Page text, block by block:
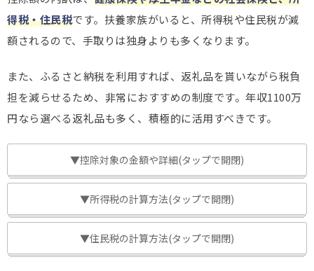
得税・住民税です。扶養家族がいると、所得税や住民税が減
額されるので、手取りは独身よりも多くなります。
また、ふるさと納税を利用すれば、返礼品を貰いながら税負
担を減らせるため、非常におすすめの制度です。年収1100万
円なら選べる返礼品も多く、積極的に活用すべきです。
▼控除対象の金額や詳細(タップで開閉)
▼所得税の計算方法(タップで開閉)
▼住民税の計算方法(タップで開閉)